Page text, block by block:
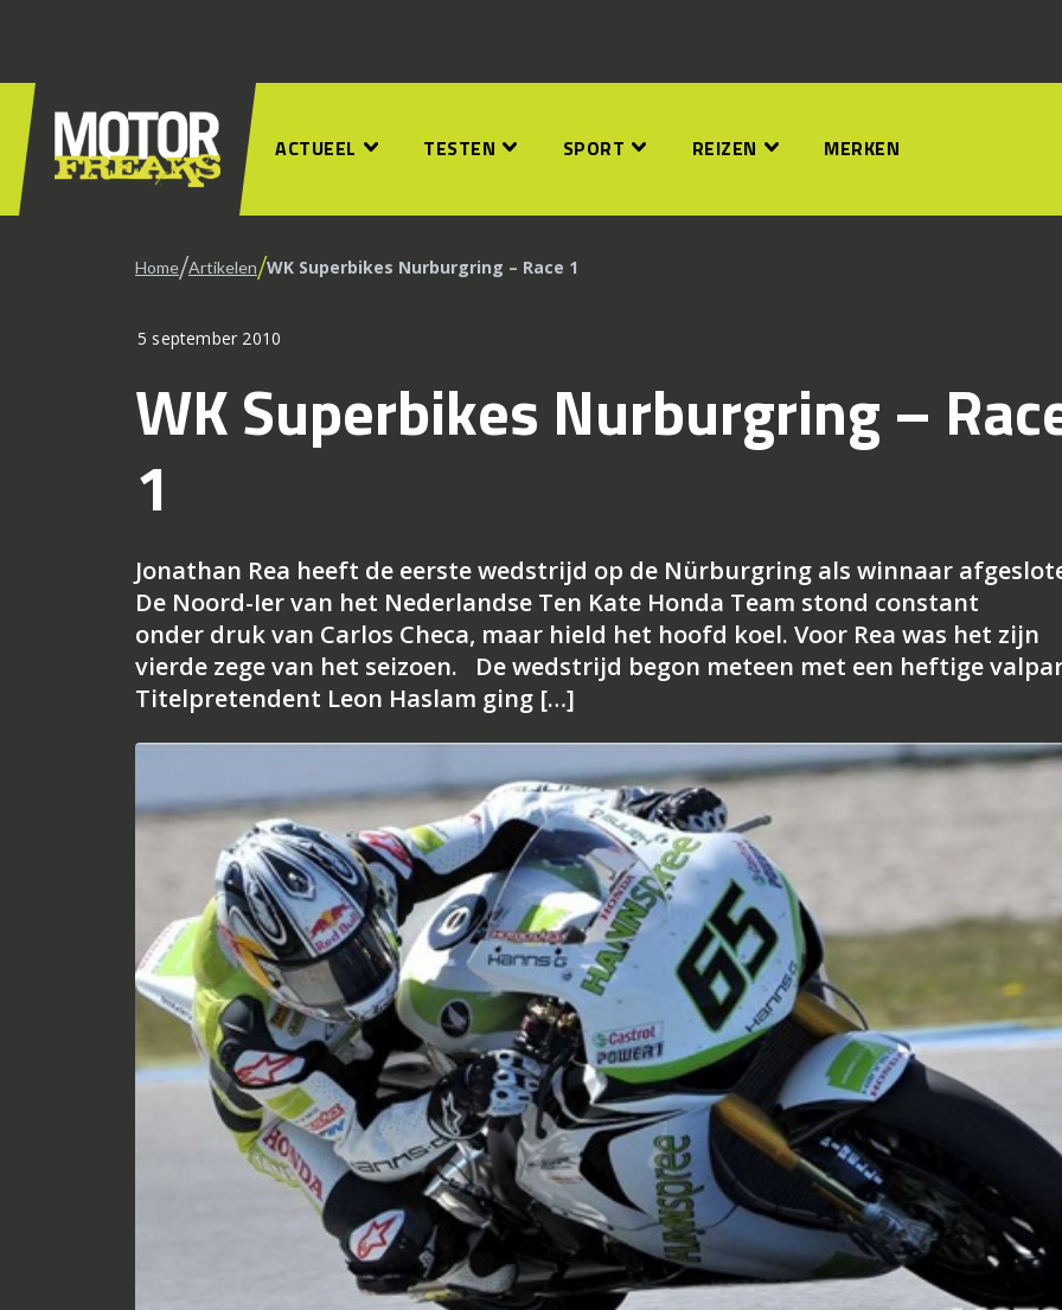
ACTUEEL TESTEN SPORT REIZEN MERKEN
Home/Artikelen/WK Superbikes Nurburgring – Race 1
5 september 2010
WK Superbikes Nurburgring –
1
Jonathan Rea heeft de eerste wedstrijd op de Nürburgring als winnaar
De Noord-Ier van het Nederlandse Ten Kate Honda Team stond constant
onder druk van Carlos Checa, maar hield het hoofd koel. Voor Rea was het zijn
vierde zege van het seizoen. De wedstrijd begon meteen met een heftige
Titelpretendent Leon Haslam ging […]